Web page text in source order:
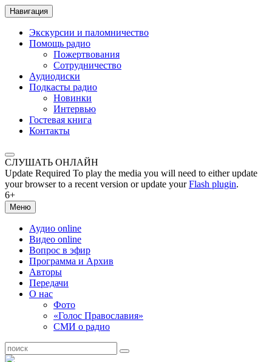
Навигация
Экскурсии и паломничество
Помощь радио
Пожертвования
Сотрудничество
Аудиодиски
Подкасты радио
Новинки
Интервью
Гостевая книга
Контакты
СЛУШАТЬ ОНЛАЙН
Update Required To play the media you will need to either update
your browser to a recent version or update yourFlash plugin.
6+
Меню
Аудио online
Видео online
Вопрос в эфир
Программа и Архив
Авторы
Передачи
О нас
Фото
«Голос Православия»
СМИ о радио